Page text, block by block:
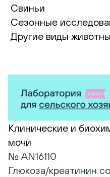
Свиньи
Сезонные
Другие виды
Клинические и
мочи
№ AN16110
Глюкоза/креатинин